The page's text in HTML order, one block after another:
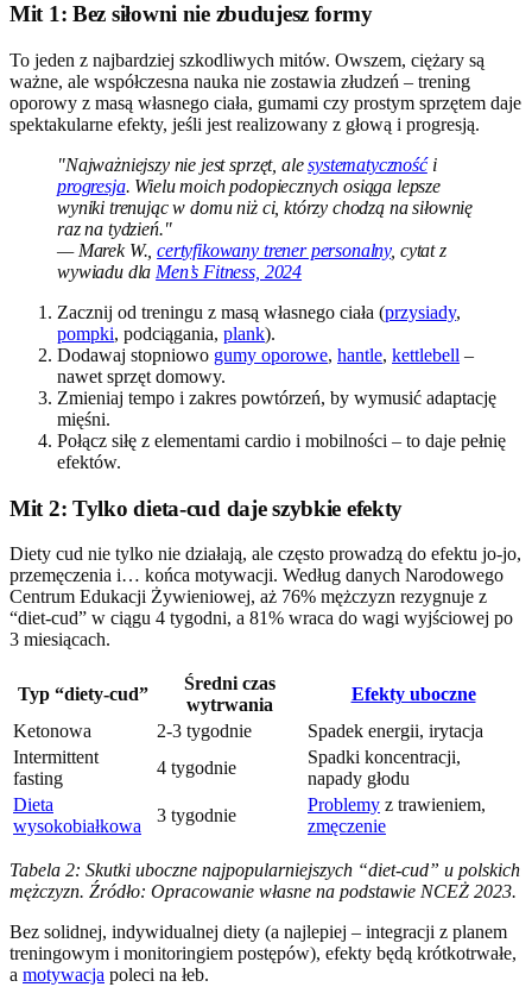
Mit 1: Bez siłowni nie zbudujesz formy
To jeden z najbardziej szkodliwych mitów. Owszem, ciężary są
ważne, ale współczesna nauka nie zostawia złudzeń – trening
oporowy z masą własnego ciała, gumami czy prostym sprzętem daje
spektakularne efekty, jeśli jest realizowany z głową i progresją.
"Najważniejszy nie jest sprzęt, alesystematycznośći
progresja. Wielu moich podopiecznych osiąga lepsze
wyniki trenując w domu niż ci, którzy chodzą na siłownię
raz na tydzień."
— Marek W.,certyfikowany trener personalny, cytat z
wywiadu dla Men’s Fitness, 2024
Zacznij od treningu z masą własnego ciała (przysiady,
pompki, podciągania, plank).
Dodawaj stopniowo gumy oporowe, hantle, kettlebell –
nawet sprzęt domowy.
Zmieniaj tempo i zakres powtórzeń, by wymusić adaptację
mięśni.
Połącz siłę z elementami cardio i mobilności – to daje pełnię
efektów.
Mit 2: Tylko dieta-cud daje szybkie efekty
Diety cud nie tylko nie działają, ale często prowadzą do efektu jo-jo,
przemęczenia i… końca motywacji. Według danych Narodowego
Centrum Edukacji Żywieniowej, aż 76% mężczyzn rezygnuje z
“diet-cud” w ciągu 4 tygodni, a 81% wraca do wagi wyjściowej po
3 miesiącach.
Typ “diety-cud”
Średni czas
wytrwania
Efekty uboczne
Ketonowa
2-3 tygodnie
Spadek energii, irytacja
Intermittent
fasting
4 tygodnie
Spadki koncentracji,
napady głodu
Dieta
wysokobiałkowa
3 tygodnie
Problemy z trawieniem,
zmęczenie
Tabela 2: Skutki uboczne najpopularniejszych “diet-cud” u polskich
mężczyzn. Źródło: Opracowanie własne na podstawie NCEŻ 2023.
Bez solidnej, indywidualnej diety (a najlepiej – integracji z planem
treningowym i monitoringiem postępów), efekty będą krótkotrwałe,
a motywacja poleci na łeb.